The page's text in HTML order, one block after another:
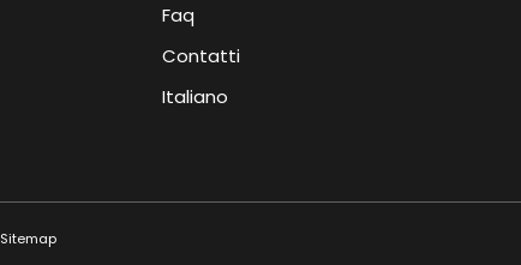
Faq
Contatti
Italiano
Sitemap